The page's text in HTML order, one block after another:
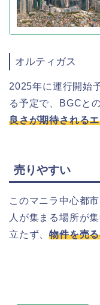
オルティガス
2025年に運行開始
る予定で、BGCと
良さが期待される
売りやすい
このマニラ中心都
人が集まる場所が
立たず、物件を売